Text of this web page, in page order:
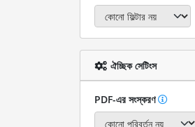
ঐচ্ছিক সেটিংস
PDF-এর সংস্করণ